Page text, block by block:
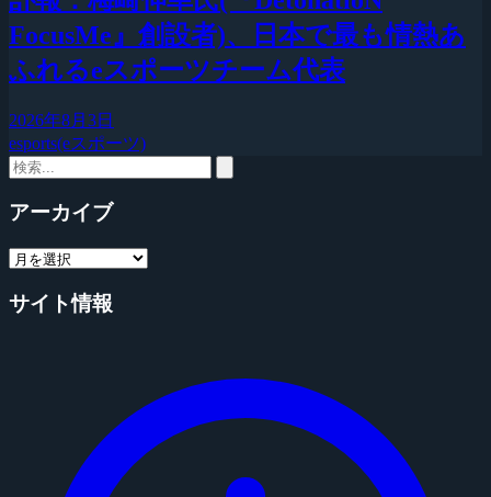
FocusMe』創設者)、日本で最も情熱あ
ふれるeスポーツチーム代表
2026年8月3日
esports(eスポーツ)
アーカイブ
サイト情報